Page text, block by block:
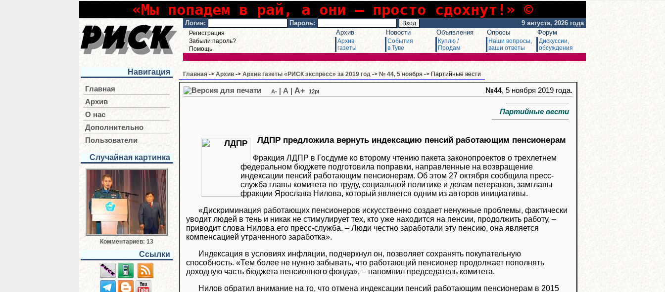
«Мы попадем в рай, а они – просто сдохнут!» ©
Логин: Пароль: 9 августа, 2026 года
Регистрация
Забыли пароль?
Помощь
Архив
Архив
газеты
Новости
События
в Туве
Объявления
Куплю /
Продам
Опросы
Наши вопросы,
ваши ответы
Форум
Дискуссии,
обсуждения
Навигация
Главная
Архив
О нас
Дополнительно
Пользователи
Случайная картинка
Комментариев: 13
Ссылки
Главная -> Архив -> Архив газеты «РИСК экспресс» за 2019 год -> № 44, 5 ноября -> Партийные вести
A- A A+ 12pt №44, 5 ноября 2019 года.
Партийные вести
ЛДПР предложила вернуть индексацию пенсий работающим пенсионерам
Фракция ЛДПР в Госдуме ко второму чтению пакета законопроектов о трехлетнем
федеральном бюджете подготовила поправки, направленные на возвращение
индексации пенсий работающим пенсионерам. Об этом 27 октября сообщила пресс-
служба главы комитета по труду, социальной политике и делам ветеранов, замглавы
фракции Ярослава Нилова, который является одним из авторов инициативы.
«Дискриминация работающих пенсионеров искусственно создает ненужные проблемы, фактически
уводит людей в тень и никак не стимулирует тех, кто уже находится на пенсии, продолжить работу, ‒
приводит слова Нилова его пресс-служба. ‒ Люди честно заработали эту пенсию, она является
компенсацией утраченного заработка».
Индексация в условиях инфляции, подчеркнул он, позволяет сохранять покупательную
способность. «Тем более не нужно забывать, что работающий пенсионер продолжает пополнять
доходную часть бюджета пенсионного фонда», ‒ напомнил председатель комитета.
Нилов обратил внимание на то, что отмена индексации пенсий работающим пенсионерам в 2015